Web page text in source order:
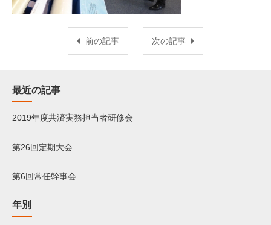
前の記事 次の記事
最近の記事
2019年度共済実務担当者研修会
第26回定期大会
第6回常任幹事会
年別